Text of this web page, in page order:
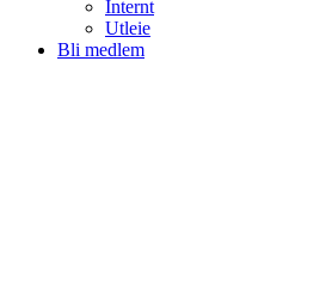
Internt
Utleie
Bli medlem